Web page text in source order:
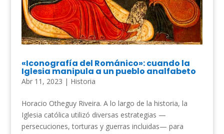
«Iconografía del Románico»: cuando la
Iglesia manipula a un pueblo analfabeto
Abr 11, 2023 | Historia
Horacio Otheguy Riveira. A lo largo de la historia, la
Iglesia católica utilizó diversas estrategias —
persecuciones, torturas y guerras incluidas— para